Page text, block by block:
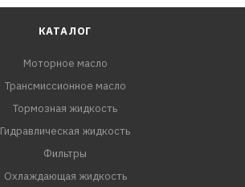
КАТАЛОГ
Моторное масло
Трансмиссионное масло
Тормозная жидкость
Гидравлическая жидкость
Фильтры
Охлаждающая жидкость